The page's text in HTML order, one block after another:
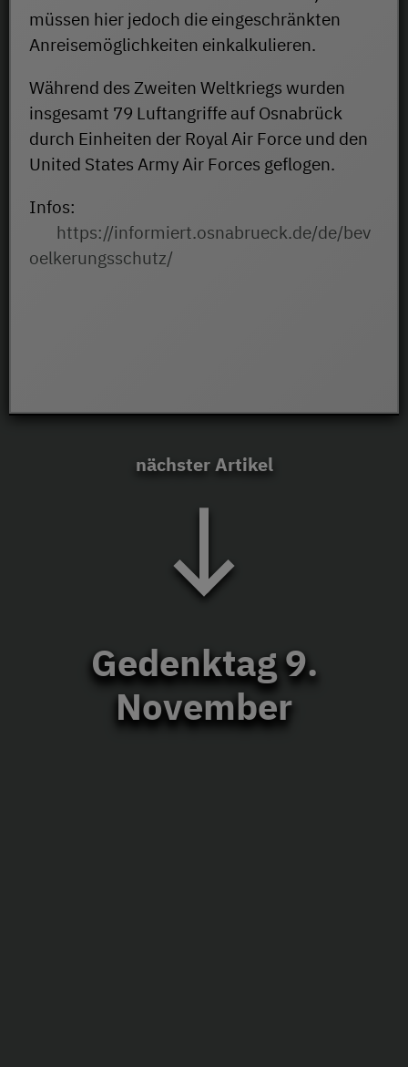
müssen hier jedoch die eingeschränkten
Anreisemöglichkeiten einkalkulieren.
Während des Zweiten Weltkriegs wurden
insgesamt 79 Luftangriffe auf Osnabrück
durch Einheiten der Royal Air Force und den
United States Army Air Forces geflogen.
Infos:
https://informiert.osnabrueck.de/de/bev
oelkerungsschutz/
nächster Artikel
Gedenktag 9.
November